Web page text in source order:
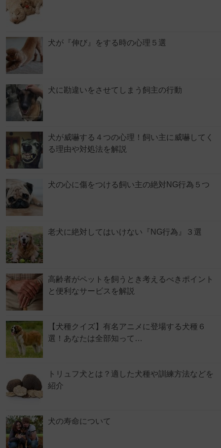
犬が『伸び』をする時の心理５選
犬に勘違いをさせてしまう飼主の行動
犬が威嚇する４つの心理！飼い主に威嚇してく
る理由や対処法を解説
犬の心に傷をつける飼い主の絶対NG行為５つ
老犬に絶対してはいけない『NG行為』３選
高齢者がペットを飼うとき考えるべきポイント
と便利なサービスを解説
【犬種クイズ】有名アニメに登場する犬種６
選！あなたは全部知って…
トリュフ犬とは？適した犬種や訓練方法などを
紹介
犬の寿命について